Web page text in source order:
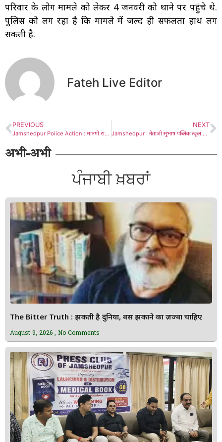
परिवार के लोग मामले को लेकर 4 जनवरी को थाने पर पहुंचे थे.
पुलिस को लग रहा है कि मामले में जल्द ही सफलता हाथ लग
सकती है.
Fateh Live Editor
PREVIOUS
Jamshedpur Police Action : मानगो राजा हत्याकांड : 3 दिनों में पुलिस ने 6 अभियुक्तों को किया गिरफ्तार, बताई हत्या करने की वजह
NEXT
Jamshedpur : नेताजी सुभाष पब्लिक स्कूल हल्दीपोखर का रंगारंग वार्षिकोत्सव आयोजित
अभी-अभी
ਪੰਜਾਬੀ ਖ਼ਬਰਾਂ
The Bitter Truth : झुकती है दुनिया, बस झुकाने का ज़ज्बा चाहिए
August 9, 2026 No Comments